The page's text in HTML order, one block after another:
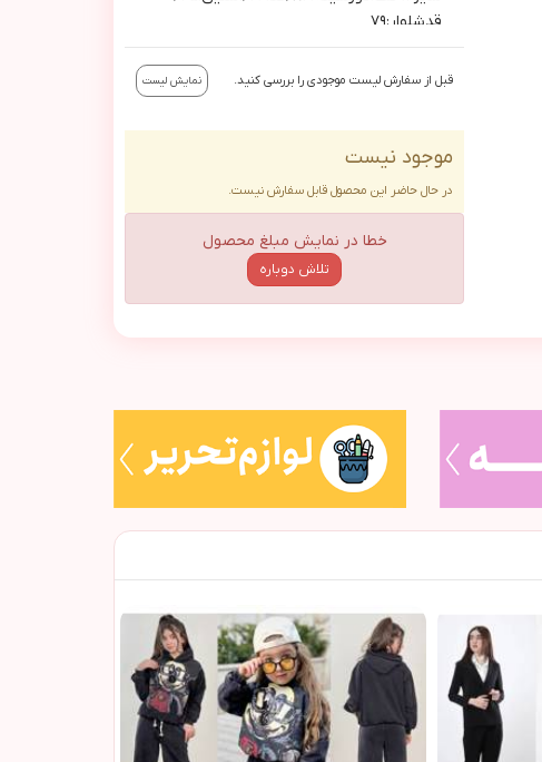
قدشلوار:٧٩
قبل از سفارش لیست موجودی را بررسی کنید. نمایش لیست
موجود نیست
در حال حاضر این محصول قابل سفارش نیست.
خطا در نمایش مبلغ محصول
تلاش دوباره